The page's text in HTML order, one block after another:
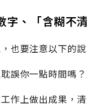
字、「含糊不
也要注意以下的說
耽誤你一點時間嗎
作上做出成果，